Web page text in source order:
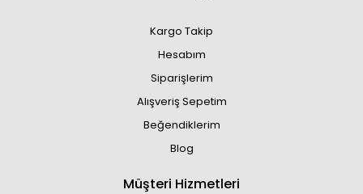
Kargo Takip
Hesabım
Siparişlerim
Alışveriş Sepetim
Beğendiklerim
Blog
Müşteri Hizmetleri